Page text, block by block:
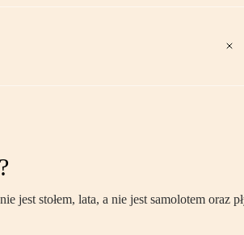
jest stołem, lata, a nie jest samolotem oraz